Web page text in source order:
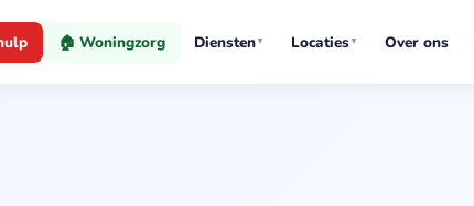
🏠 Woningzorg Diensten▼ Locaties▼ Over ons